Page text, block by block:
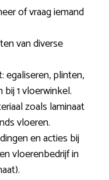
of vraag iemand
van diverse
egaliseren, plinten,
1 vloerwinkel.
zoals laminaat
vloeren.
en acties bij
vloerenbedrijf in